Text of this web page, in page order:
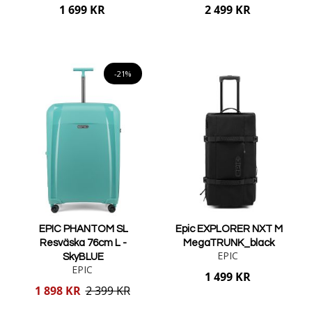
1 699 KR 2 499 KR
-21%
EPIC PHANTOM SL
Resväska 76cm L -
SkyBLUE
EPIC
Reducerat
1 898 KR 2 399 KR
Epic EXPLORER NXT M
MegaTRUNK_black
EPIC
1 499 KR